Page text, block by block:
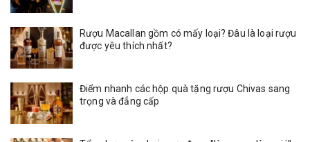
Rượu Macallan gồm có mấy loại? Đâu là loại rượu
được yêu thích nhất?
Điểm nhanh các hộp quà tặng rượu Chivas sang
trọng và đẳng cấp